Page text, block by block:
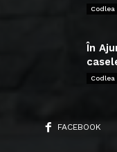
Codlea
În
Codlea
FACEBOOK